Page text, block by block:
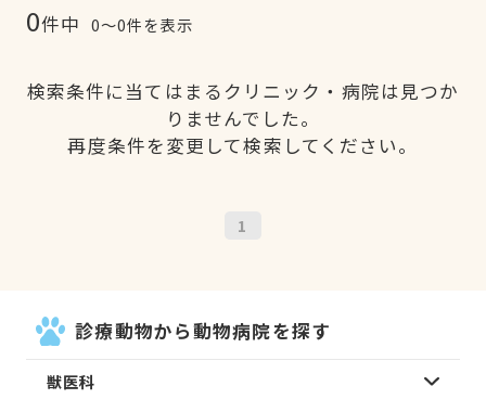
0件中 0〜0件を表示
検索条件に当てはまるクリニック・病院は見つか
りませんでした。
再度条件を変更して検索してください。
1
診療動物から動物病院を探す
獣医科